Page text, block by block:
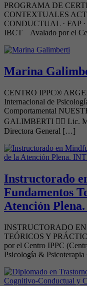
PROGRAMA DE
CONTEXTUALES
CONDUCTUAL · FAP
IBCT Avalado por el
Marina
CENTRO IPPC®
Internacional de
Comportamental
GALIMBERTI 👩‍⚕️ Lic.
Directora General […]
Instructorado
Fundamentos
Atención
INSTRUCTORADO
TEÓRICOS Y
por el Centro IPPC
Psicología &